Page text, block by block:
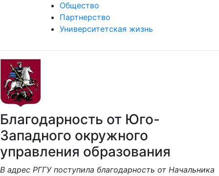
Общество
Партнерство
Университетская жизнь
Благодарность от Юго-
Западного окружного
управления образования
В адрес РГГУ поступила благодарность от Начальника